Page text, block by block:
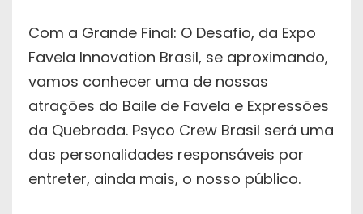
Com a Grande Final: O Desafio, da Expo
Favela Innovation Brasil, se aproximando,
vamos conhecer uma de nossas
atrações do Baile de Favela e Expressões
da Quebrada. Psyco Crew Brasil será uma
das personalidades responsáveis por
entreter, ainda mais, o nosso público.